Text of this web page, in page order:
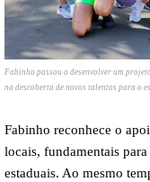
Fabinho passou a desenvolver um
na descoberta de novos talentos para o
Fabinho reconhece o
locais, fundamentais
estaduais. Ao mesmo